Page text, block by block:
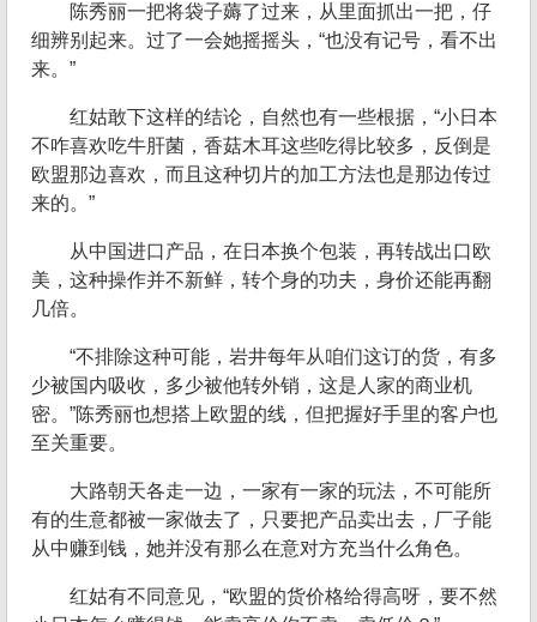
陈秀丽一把将袋子薅了过来，从里面抓出一把，仔
细辨别起来。过了一会她摇摇头，“也没有记号，看不出
来。”
红姑敢下这样的结论，自然也有一些根据，“小日本
不咋喜欢吃牛肝菌，香菇木耳这些吃得比较多，反倒是
欧盟那边喜欢，而且这种切片的加工方法也是那边传过
来的。”
从中国进口产品，在日本换个包装，再转战出口欧
美，这种操作并不新鲜，转个身的功夫，身价还能再翻
几倍。
“不排除这种可能，岩井每年从咱们这订的货，有多
少被国内吸收，多少被他转外销，这是人家的商业机
密。”陈秀丽也想搭上欧盟的线，但把握好手里的客户也
至关重要。
大路朝天各走一边，一家有一家的玩法，不可能所
有的生意都被一家做去了，只要把产品卖出去，厂子能
从中赚到钱，她并没有那么在意对方充当什么角色。
红姑有不同意见，“欧盟的货价格给得高呀，要不然